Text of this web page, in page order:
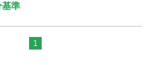
基準
1